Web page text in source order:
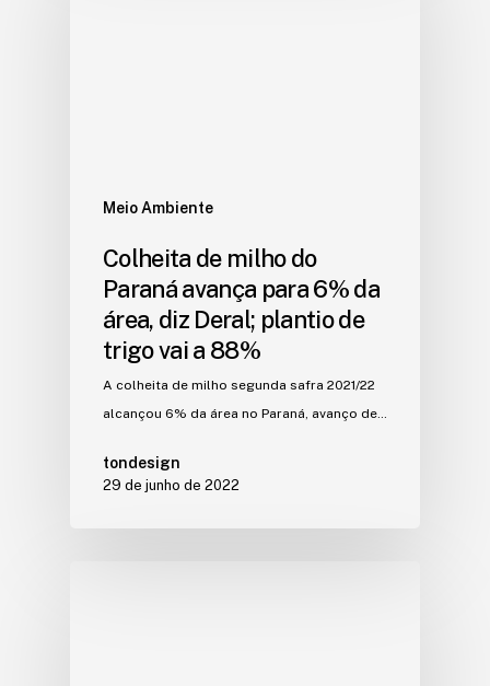
Meio Ambiente
Colheita de milho do
Paraná avança para 6% da
área, diz Deral; plantio de
trigo vai a 88%
A colheita de milho segunda safra 2021/22
alcançou 6% da área no Paraná, avanço de…
tondesign
29 de junho de 2022